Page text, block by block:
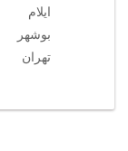
ایلام
بوشهر
تهران